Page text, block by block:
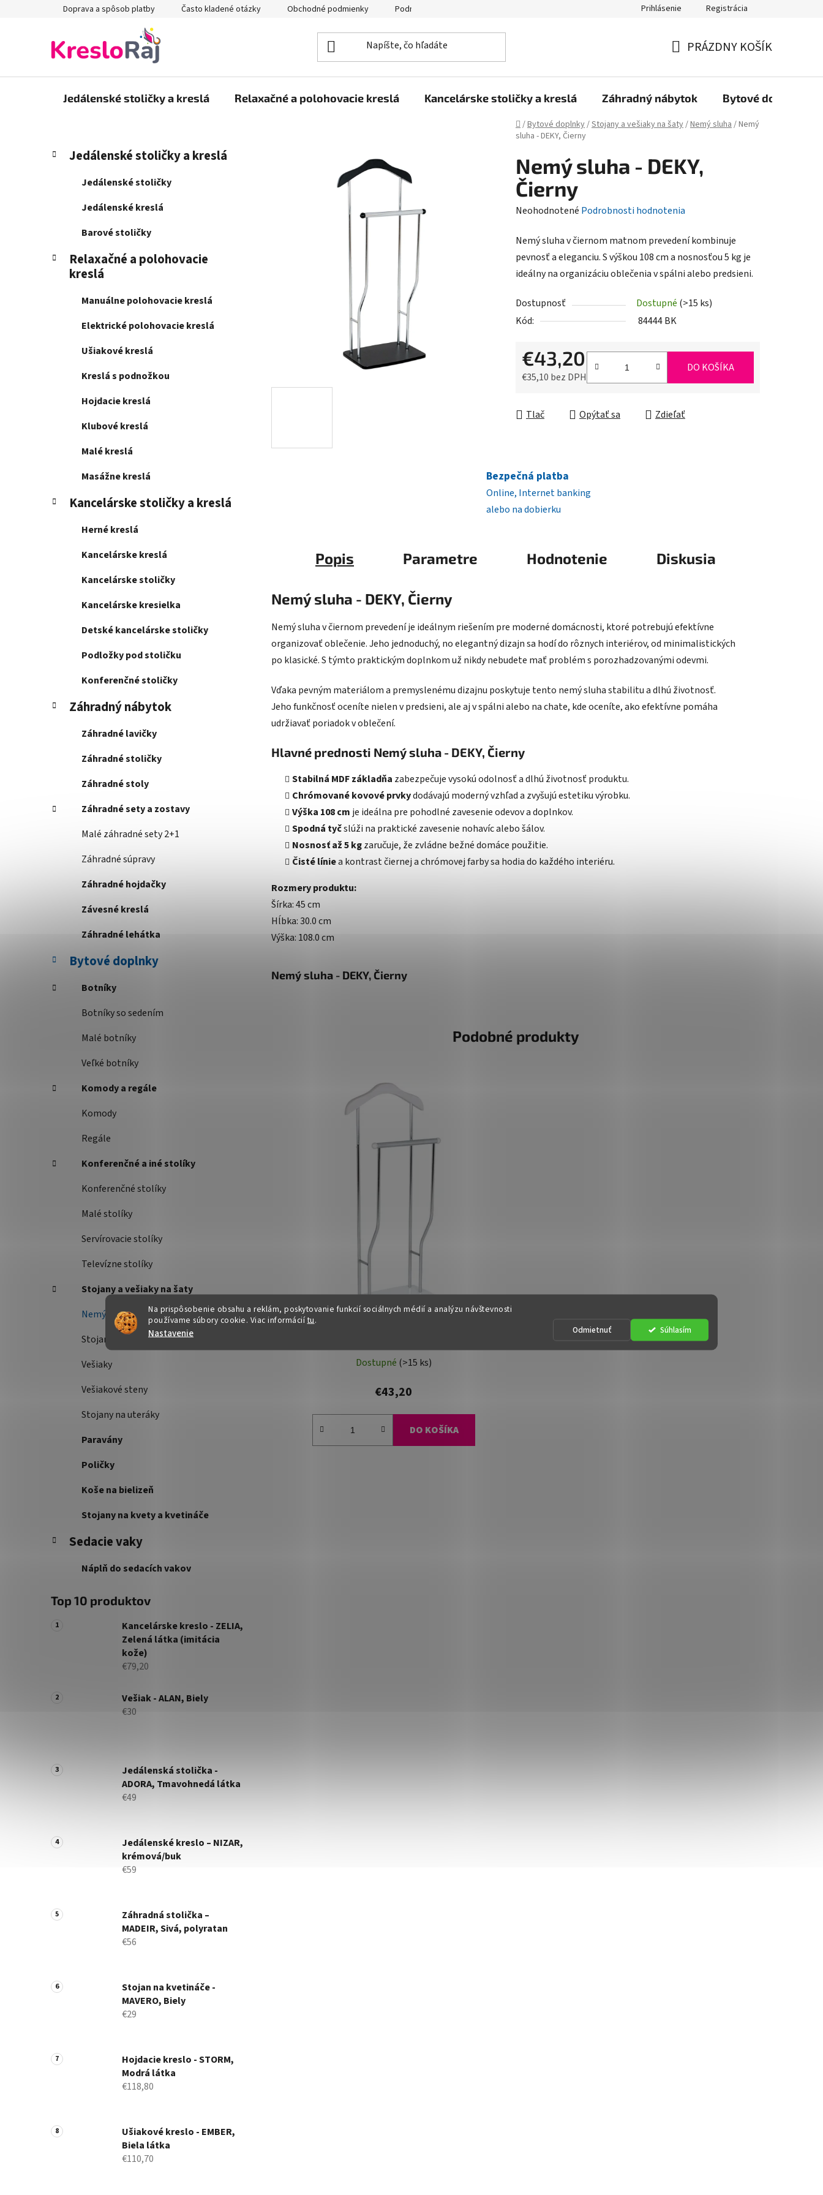
Na prispôsobenie obsahu a reklám, poskytovanie funkcií sociálnych médií a analýzu návštevnosti
používame súbory cookie. Viac informáciítu.
Nastavenie Odmietnuť Súhlasím
Doprava a spôsob platby Často kladené otázky Obchodné podmienky Podmienky ochrany osobných údajov Reklamačný poriadok, Záručné podmienky Reklamačný formulár
Prihlásenie Registrácia
KOŠÍK
PRÁZDNY KOŠÍK
Jedálenské stoličky a kreslá Relaxačné a polohovacie kreslá Kancelárske stoličky a kreslá Záhradný nábytok Bytové doplnky
Domov
/Bytové doplnky/Stojany a vešiaky na šaty/Nemý sluha/Nemý
sluha - DEKY, Čierny
B
n
Preskočiť
kategórie
K
a
e
Jedálenské stoličky a kreslá
Jedálenské stoličky
Jedálenské kreslá
Barové stoličky
Relaxačné a polohovacie
kreslá
Manuálne polohovacie kreslá
Elektrické polohovacie kreslá
Ušiakové kreslá
Kreslá s podnožkou
Hojdacie kreslá
Klubové kreslá
Malé kreslá
Masážne kreslá
Kancelárske stoličky a kreslá
Herné kreslá
Kancelárske kreslá
Kancelárske stoličky
Kancelárske kresielka
Detské kancelárske stoličky
Podložky pod stoličku
Konferenčné stoličky
Záhradný nábytok
Záhradné lavičky
Záhradné stoličky
Záhradné stoly
Záhradné sety a zostavy
Malé záhradné sety 2+1
Záhradné súpravy
Záhradné hojdačky
Závesné kreslá
Záhradné lehátka
Bytové doplnky
Botníky
Botníky so sedením
Malé botníky
Veľké botníky
Komody a regále
Komody
Regále
Konferenčné a iné stolíky
Konferenčné stolíky
Malé stolíky
Servírovacie stolíky
Televízne stolíky
Stojany a vešiaky na šaty
Nemý sluha
Stojany na šaty
Vešiaky
Vešiakové steny
Stojany na uteráky
Paravány
Poličky
Koše na bielizeň
Stojany na kvety a kvetináče
Sedacie vaky
Náplň do sedacích vakov
Top 10 produktov
Kancelárske kreslo - ZELIA,
Zelená látka (imitácia
kože)
€79,20
Vešiak - ALAN, Biely
€30
Jedálenská stolička -
ADORA, Tmavohnedá látka
€49
Jedálenské kreslo – NIZAR,
krémová/buk
€59
Záhradná stolička –
MADEIR, Sivá, polyratan
€56
Stojan na kvetináče -
MAVERO, Biely
€29
Hojdacie kreslo - STORM,
Modrá látka
€118,80
Ušiakové kreslo - EMBER,
Biela látka
€110,70
Nemý sluha - DEKY,
Čierny
Priemerné
produktu
je
0,0
5
hviezdičiek.
Neohodnotené Podrobnosti hodnotenia
Nemý sluha v čiernom matnom prevedení kombinuje
pevnosť a eleganciu. S výškou 108 cm a nosnosťou 5 kg je
ideálny na organizáciu oblečenia v spálni alebo predsieni.
Dostupnosť Dostupné (>15 ks)
Kód:
84444 BK
€43,20
€35,10 bez DPH
DO KOŠÍKA
Tlač Opýtať sa Zdieľať
Bezpečná platba
Online, Internet banking
alebo na dobierku
Popis Parametre Hodnotenie Diskusia
Nemý sluha - DEKY, Čierny
Nemý sluha v čiernom prevedení je ideálnym riešením pre moderné domácnosti, ktoré potrebujú efektívne
organizovať oblečenie. Jeho jednoduchý, no elegantný dizajn sa hodí do rôznych interiérov, od minimalistických
po klasické. S týmto praktickým doplnkom už nikdy nebudete mať problém s porozhadzovanými odevmi.
Vďaka pevným materiálom a premyslenému dizajnu poskytuje tento nemý sluha stabilitu a dlhú životnosť.
Jeho funkčnosť oceníte nielen v predsieni, ale aj v spálni alebo na chate, kde oceníte, ako efektívne pomáha
udržiavať poriadok v oblečení.
Hlavné prednosti Nemý sluha - DEKY, Čierny
Stabilná MDF základňa zabezpečuje vysokú odolnosť a dlhú životnosť produktu.
Chrómované kovové prvkydodávajú moderný vzhľad a zvyšujú estetiku výrobku.
Výška 108 cm je ideálna pre pohodlné zavesenie odevov a doplnkov.
Spodná tyčslúži na praktické zavesenie nohavíc alebo šálov.
Nosnosť až 5 kgzaručuje, že zvládne bežné domáce použitie.
Čisté líniea kontrast čiernej a chrómovej farby sa hodia do každého interiéru.
Rozmery produktu:
Šírka: 45 cm
Hĺbka: 30.0 cm
Výška: 108.0 cm
Nemý sluha - DEKY, Čierny
Podobné produkty
Dostupné (>15 ks)
€43,20
DO KOŠÍKA